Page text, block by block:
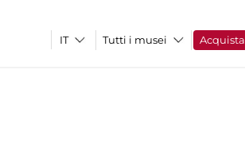
Tutti i musei Acquista